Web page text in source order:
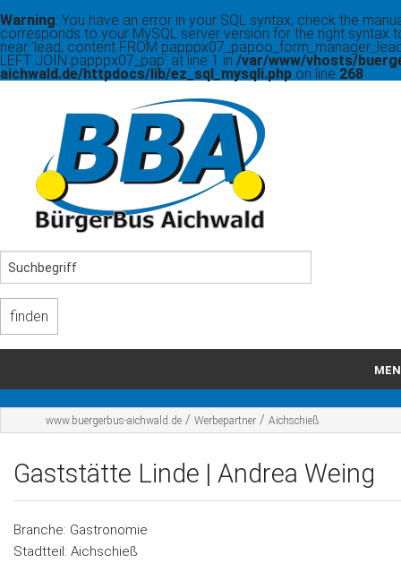
Warning: You have an error in your SQL syntax; check the
corresponds to your MySQL server version for the right syntax
near 'lead, content FROM
LEFT JOIN papppx07_pap' at line 1 in /var/www/vhosts/
aichwald.de/httpdocs/lib/ez_sql_mysqli.php on line 268
Startseite
Fahrplan
Werbepartner
www.buergerbus-aichwald.de / Werbepartner / Aichschieß
Gaststätte Linde | Andrea Weing
Branche: Gastronomie
Stadtteil: Aichschieß